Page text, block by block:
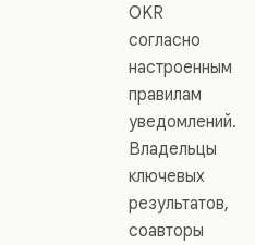
OKR
согласно
настроенным
правилам
уведомлений.
Владельцы
ключевых
результатов,
соавторы